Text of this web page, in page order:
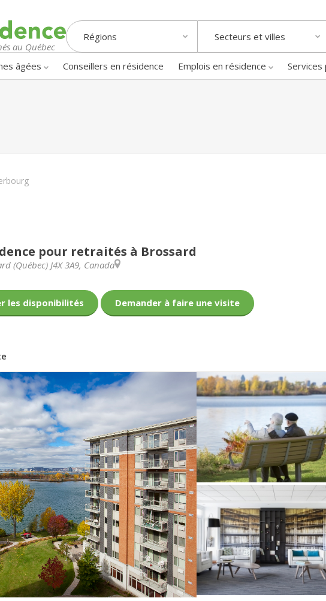
au Québec
Régions Secteurs et villes
âgées Conseillers en résidence Emplois en résidence
pour retraités à Brossard
(Québec) J4X 3A9, Canada
les disponibilités Demander à faire une visite